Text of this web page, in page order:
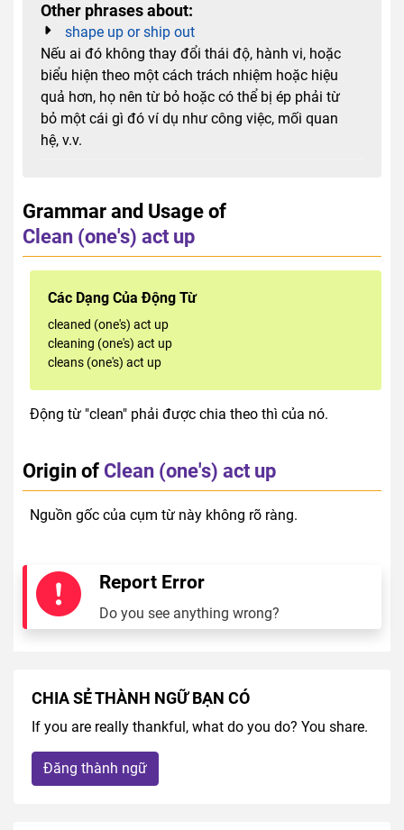
Other phrases about:
shape up or ship out
Nếu ai đó không thay đổi thái độ, hành vi, hoặc
biểu hiện theo một cách trách nhiệm hoặc hiệu
quả hơn, họ nên từ bỏ hoặc có thể bị ép phải từ
bỏ một cái gì đó ví dụ như công việc, mối quan
hệ, v.v.
Grammar and Usage of
Clean (one's) act up
Các Dạng Của Động Từ
cleaned (one's) act up
cleaning (one's) act up
cleans (one's) act up
Động từ "clean" phải được chia theo thì của nó.
Origin of Clean (one's) act up
Nguồn gốc của cụm từ này không rõ ràng.
Report Error
Do you see anything wrong?
CHIA SẺ THÀNH NGỮ BẠN CÓ
If you are really thankful, what do you do? You share.
Đăng thành ngữ